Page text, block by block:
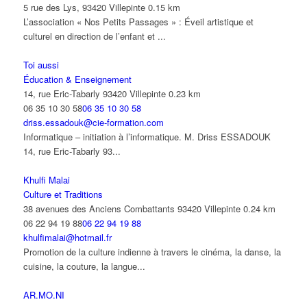
5 rue des Lys, 93420 Villepinte 0.15 km
L’association « Nos Petits Passages » : Éveil artistique et
culturel en direction de l’enfant et ...
Toi aussi
Éducation & Enseignement
14, rue Eric-Tabarly 93420 Villepinte 0.23 km
06 35 10 30 5806 35 10 30 58
driss.essadouk@cie-formation.com
Informatique – initiation à l’informatique. M. Driss ESSADOUK
14, rue Eric-Tabarly 93...
Khulfi Malai
Culture et Traditions
38 avenues des Anciens Combattants 93420 Villepinte 0.24 km
06 22 94 19 8806 22 94 19 88
khulfimalai@hotmail.fr
Promotion de la culture indienne à travers le cinéma, la danse, la
cuisine, la couture, la langue...
AR.MO.NI